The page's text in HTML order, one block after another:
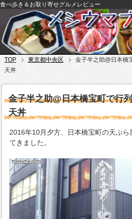
食べ歩き＆お取り寄せグルメレビュー
TOP 東京都中央区
金子半之助@日本橋
天丼
金子半之助@日本橋宝町で行
天丼
2016年10月夕方、日本橋宝町の天ぷら
てきました。